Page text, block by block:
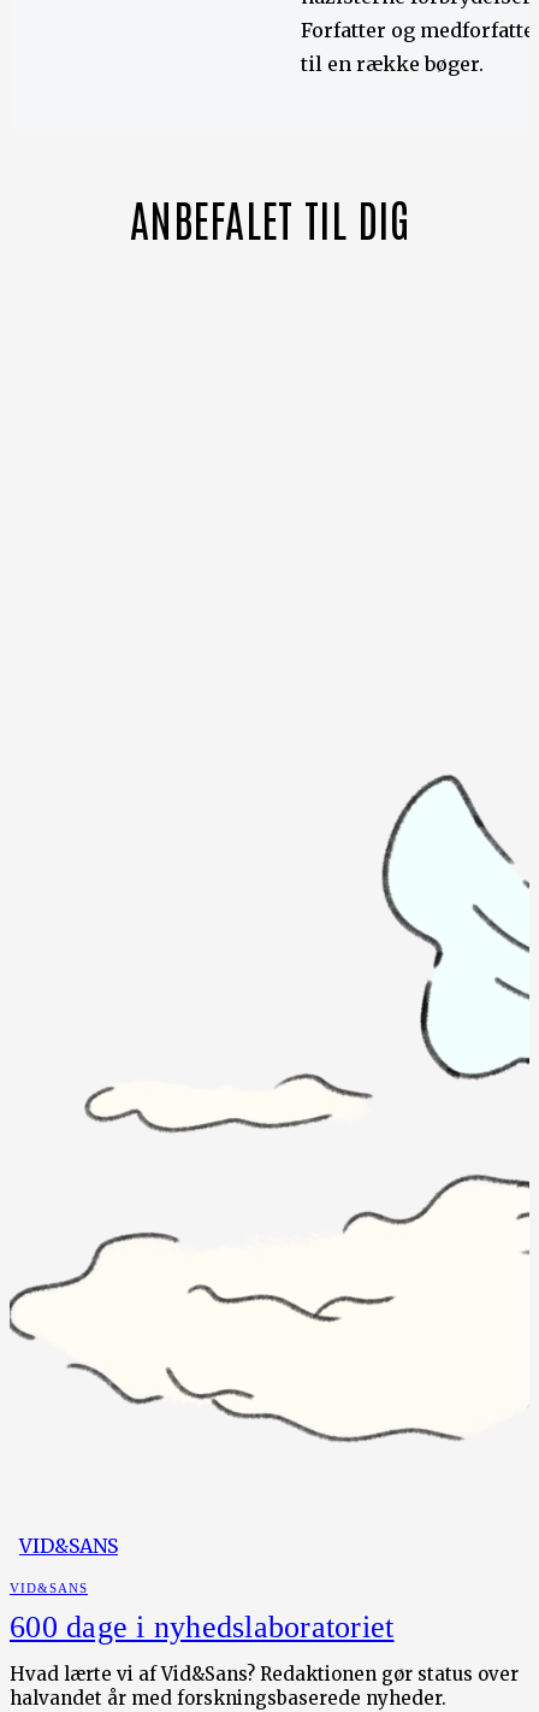
Forfatter og
til en række bøger.
ANBEFALET TIL DIG
VID&SANS
VID&SANS
600 dage i nyhedslaboratoriet
Hvad lærte vi af Vid&Sans? Redaktionen gør status over
halvandet år med forskningsbaserede nyheder.